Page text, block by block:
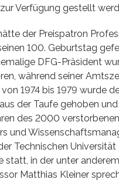
Verfügung gestellt
der Preispatron
100. Geburtstag
DFG-Präsident
während seiner
1974 bis 1979 wurde
der Taufe gehoben
des 2000 verstorbenen
und
Technischen Universität
statt, in der unter
Matthias Kleiner